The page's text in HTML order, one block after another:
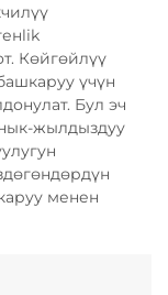
Көйгөйлүү
үчүн
Бул эч
жылдыздуу
менен